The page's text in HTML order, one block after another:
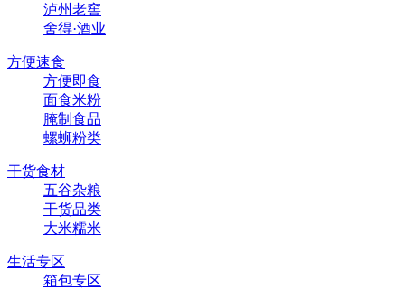
泸州老窖
舍得·酒业
方便速食
方便即食
面食米粉
腌制食品
螺蛳粉类
干货食材
五谷杂粮
干货品类
大米糯米
生活专区
箱包专区